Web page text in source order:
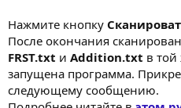
Нажмите кнопку
После окончания
FRST.txt и Addition.txt в той
запущена программа.
следующему сообщению.